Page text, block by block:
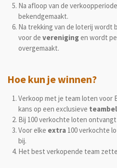
Na afloop van de
bekendgemaakt.
Na trekking van de loterij wordt
voor de verenigingen wordt
overgemaakt.
Hoe kun je winnen?
Verkoop met je team loten voor
kans op een exclusieve
Bij 100 verkochte loten ontvangt
Voor elke extra100 verkochte
bij.
Het best verkopende team